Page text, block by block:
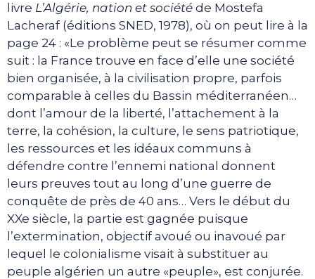
livre L’Algérie, nation et société de Mostefa
Lacheraf (éditions SNED, 1978), où on peut lire à la
page 24 : «Le problème peut se résumer comme
suit : la France trouve en face d’elle une société
bien organisée, à la civilisation propre, parfois
comparable à celles du Bassin méditerranéen…
dont l’amour de la liberté, l’attachement à la
terre, la cohésion, la culture, le sens patriotique,
les ressources et les idéaux communs à
défendre contre l’ennemi national donnent
leurs preuves tout au long d’une guerre de
conquête de près de 40 ans… Vers le début du
XXe siècle, la partie est gagnée puisque
l’extermination, objectif avoué ou inavoué par
lequel le colonialisme visait à substituer au
peuple algérien un autre «peuple», est conjurée.